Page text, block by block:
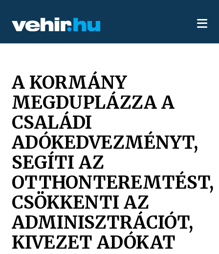
A KORMÁNY
MEGDUPLÁZZA A
CSALÁDI
ADÓKEDVEZMÉNYT,
SEGÍTI AZ
OTTHONTEREMTÉST,
CSÖKKENTI AZ
ADMINISZTRÁCIÓT,
KIVEZET ADÓKAT